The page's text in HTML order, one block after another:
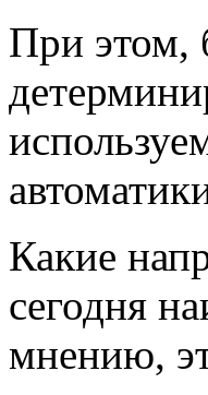
При этом,
Какие
сегодня
мнению,